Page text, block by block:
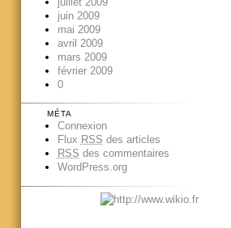
juin 2009
mai 2009
avril 2009
mars 2009
février 2009
0
MÉTA
Connexion
Flux RSS des articles
RSS des commentaires
WordPress.org